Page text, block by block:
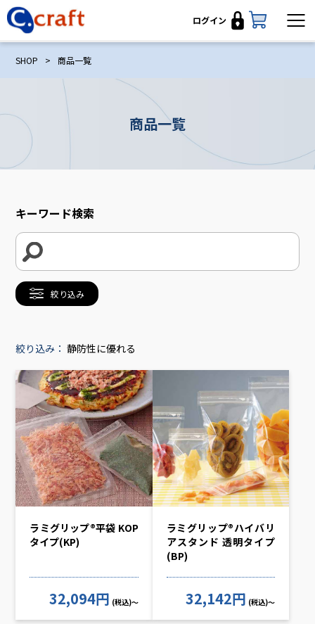
ログイン
SHOP > 商品一覧
商品一覧
キーワード検索
絞り込み
絞り込み： 静防性に優れる
ラミグリップ®平袋 KOP
タイプ(KP)
32,094円 (税込)～
ラミグリップ®ハイバリ
アスタンド 透明タイプ
(BP)
32,142円 (税込)～